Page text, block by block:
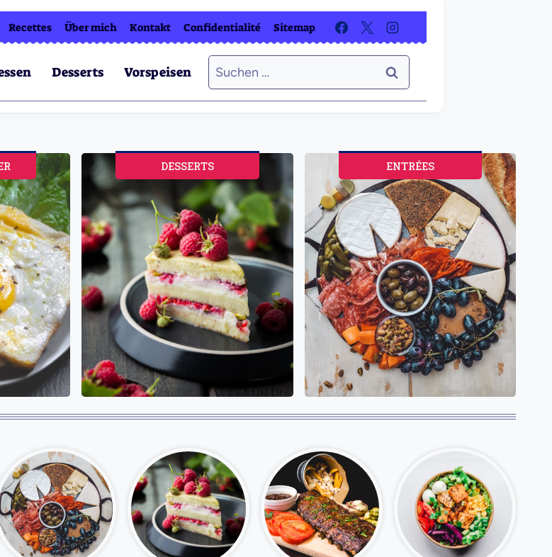
Recettes Über mich Kontakt Confidentialité Sitemap
Desserts Vorspeisen
Suchen
nach:
DESSERTS ENTRÉES